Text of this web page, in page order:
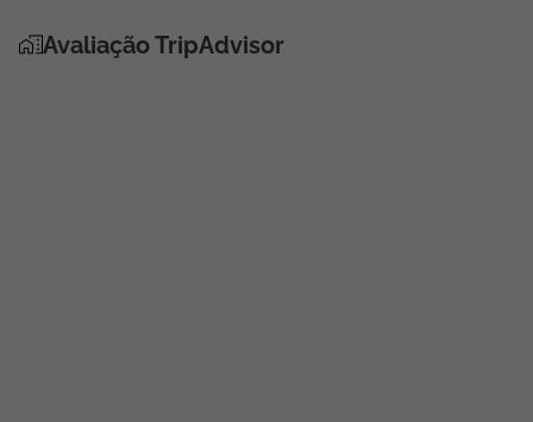
Avaliação TripAdvisor